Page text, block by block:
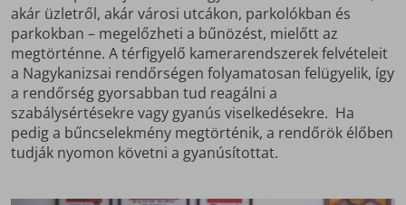
akár üzletről, akár városi utcákon, parkolókban és
parkokban – megelőzheti a bűnözést, mielőtt az
megtörténne. A térfigyelő kamerarendszerek felvételeit
a Nagykanizsai rendőrségen folyamatosan felügyelik, így
a rendőrség gyorsabban tud reagálni a
szabálysértésekre vagy gyanús viselkedésekre. Ha
pedig a bűncselekmény megtörténik, a rendőrök élőben
tudják nyomon követni a gyanúsítottat.